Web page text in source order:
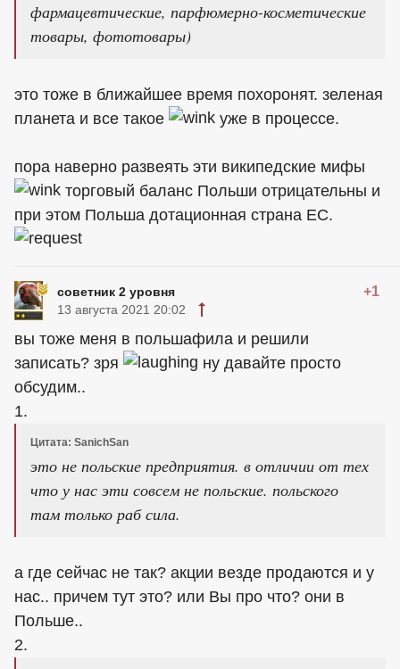
фармацевтические, парфюмерно-косметические
товары, фототовары)
это тоже в ближайшее время похоронят. зеленая
планета и все такое
уже в процессе.
пора наверно развеять эти википедские мифы
торговый баланс Польши отрицательны и
при этом Польша дотационная страна ЕС.
советник 2 уровня +1
13 августа 2021 20:02
вы тоже меня в польшафила и решили
записать? зря
ну давайте просто
обсудим..
1.
Цитата: SanichSan
это не польские предприятия. в отличии от тех
что у нас эти совсем не польские. польского
там только раб сила.
а где сейчас не так? акции везде продаются и у
нас.. причем тут это? или Вы про что? они в
Польше..
2.